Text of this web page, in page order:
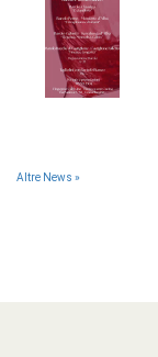
Altre News »